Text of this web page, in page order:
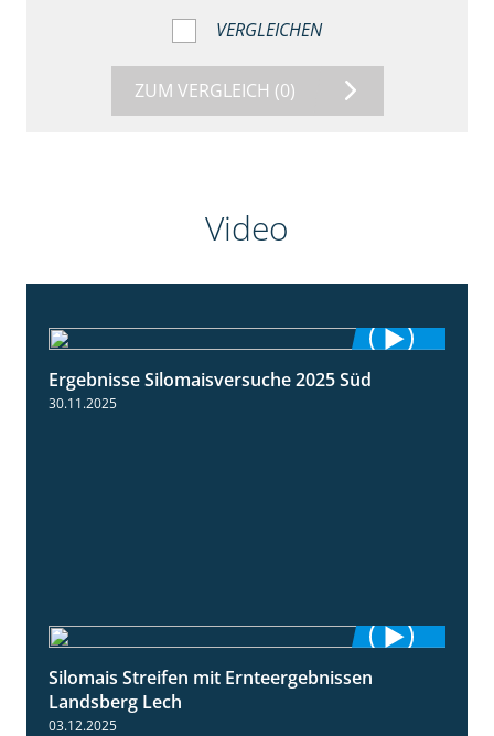
VERGLEICHEN
ZUM VERGLEICH (0)
Video
Ergebnisse Silomaisversuche 2025 Süd
30.11.2025
11:01
Silomais Streifen mit Ernteergebnissen
Landsberg Lech
03.12.2025